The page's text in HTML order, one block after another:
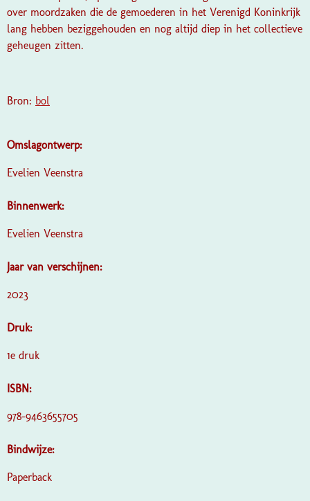
over moordzaken die de gemoederen in het Verenigd Koninkrijk
lang hebben beziggehouden en nog altijd diep in het collectieve
geheugen zitten.
Bron: bol
Omslagontwerp:
Evelien Veenstra
Binnenwerk:
Evelien Veenstra
Jaar van verschijnen:
2023
Druk:
1e druk
ISBN:
978-9463655705
Bindwijze:
Paperback